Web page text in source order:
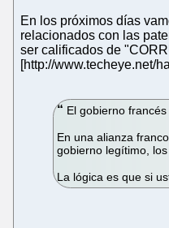
En los próximos días
relacionados con las
ser calificados de
[http://www.techeye.net/
El gobierno
En una alianza
gobierno legítimo,
La lógica es que si